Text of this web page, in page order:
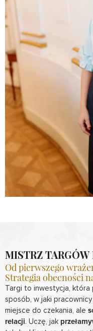
MISTRZ TARGÓW
Od pierwszego
Strategia obecności
Targi to inwestycja, która
sposób, w jaki
miejsce do czekania, ale
relacji. Uczę, jak